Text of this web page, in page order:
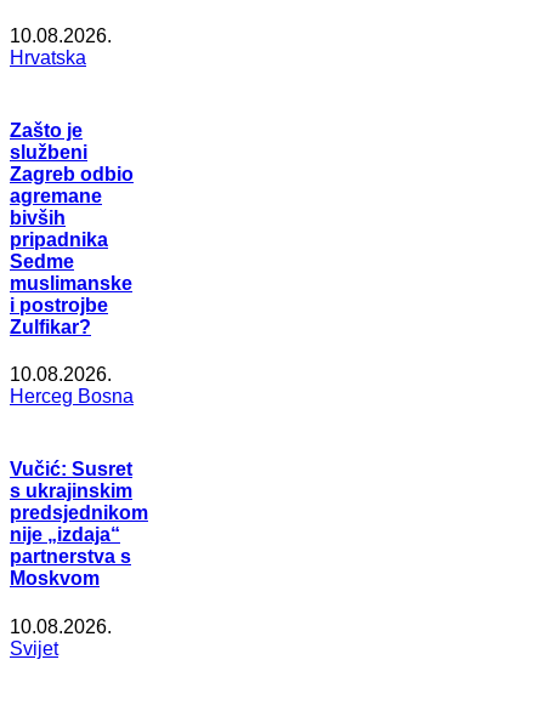
10.08.2026.
Hrvatska
Zašto je
službeni
Zagreb odbio
agremane
bivših
pripadnika
Sedme
muslimanske
i postrojbe
Zulfikar?
10.08.2026.
Herceg Bosna
Vučić: Susret
s ukrajinskim
predsjednikom
nije „izdaja“
partnerstva s
Moskvom
10.08.2026.
Svijet